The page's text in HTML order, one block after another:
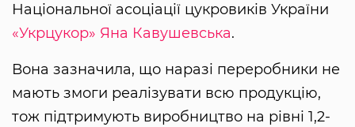
Національної асоціації цукровиків України
«Укрцукор» Яна Кавушевська.
Вона зазначила, що наразі переробники не
мають змоги реалізувати всю продукцію,
тож підтримують виробництво на рівні 1,2-